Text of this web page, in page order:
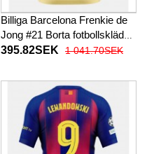
Billiga Barcelona Frenkie de
Jong #21 Borta fotbollskläder
2025-26 Kortärmad
395.82SEK 1 041.70SEK